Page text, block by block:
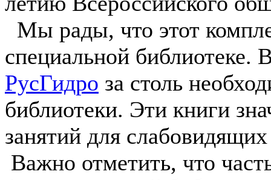
Мы рады, что этот
специальной библиотеке.
РусГидро за столь
библиотеки. Эти книги
занятий для
Важно отметить, что